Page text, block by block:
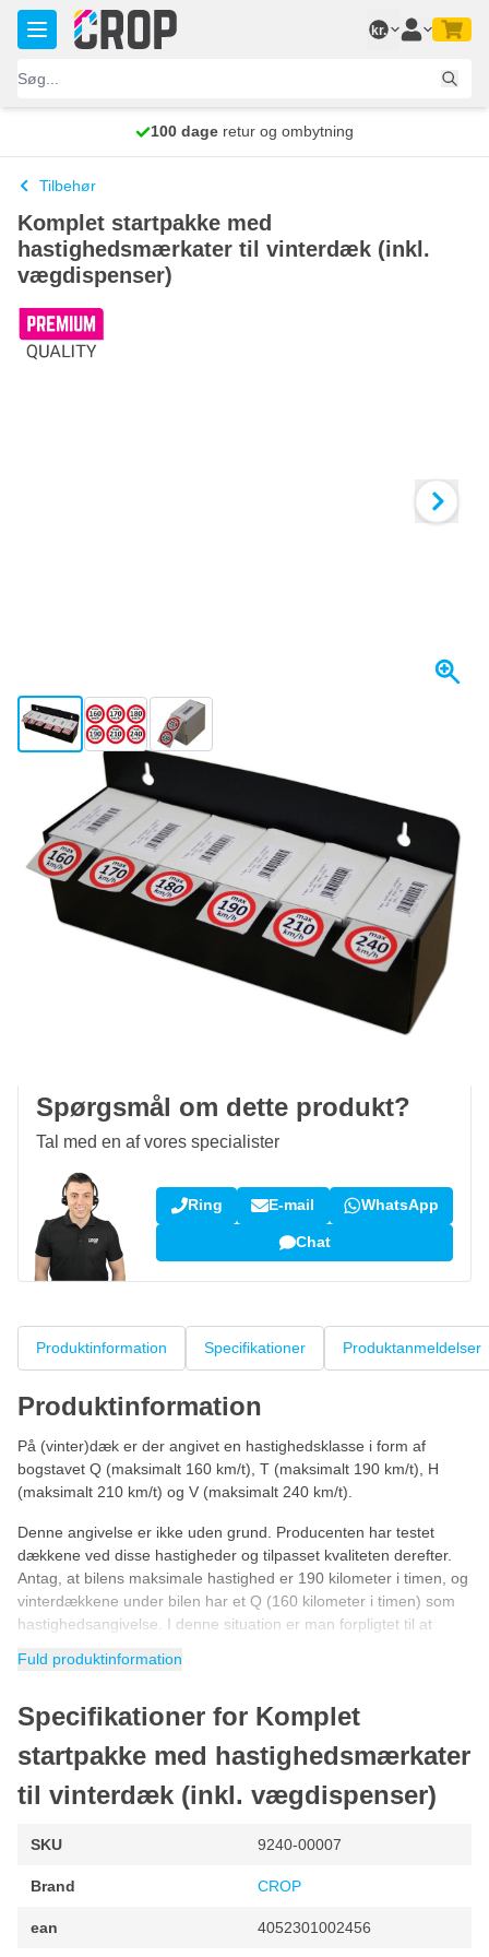
Skip to Content
kr.
Bestil før kl. 23.59,vi sender i morgen
Gratis levering
100 dage
Tilbehør
Komplet startpakke med
hastighedsmærkater til vinterdæk (inkl.
vægdispenser)
View larger imageView larger imageView larger image
313,95kr. Inkl. moms
Antal
Læg i kurv
Bestil før kl. 23.59,vi sender i morgen
ved køb over 1.120 kr
Spørgsmål om dette produkt?
Tal med en af vores specialister
Ring E-mail WhatsApp
Chat
Produktinformation Specifikationer Produktanmeldelser
Produktinformation
På (vinter)dæk er der angivet en hastighedsklasse i form af
bogstavet Q (maksimalt 160 km/t), T (maksimalt 190 km/t), H
(maksimalt 210 km/t) og V (maksimalt 240 km/t).
Denne angivelse er ikke uden grund. Producenten har testet
dækkene ved disse hastigheder og tilpasset kvaliteten derefter.
Antag, at bilens maksimale hastighed er 190 kilometer i timen, og
vinterdækkene under bilen har et Q (160 kilometer i timen) som
hastighedsangivelse. I denne situation er man forpligtet til at
synsfelt.
Egenskaber:
Diameter: 25 mm
Farve: Hvid
Lysægte og varmebestandig
Selvklæbende folie
Fuld produktinformation
Specifikationer for Komplet
startpakke med hastighedsmærkater
til vinterdæk (inkl. vægdispenser)
SKU 9240-00007
Brand CROP
ean 4052301002456